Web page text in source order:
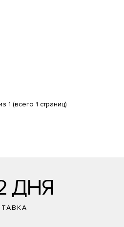
1 (всего 1 страниц)
ДНЯ